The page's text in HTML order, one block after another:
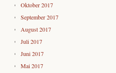
Oktober 2017
September 2017
August 2017
Juli 2017
Juni 2017
Mai 2017